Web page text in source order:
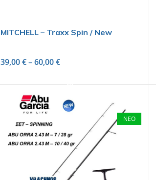
MITCHELL – Traxx Spin / New
39,00€–60,00€
ΝΕΟ